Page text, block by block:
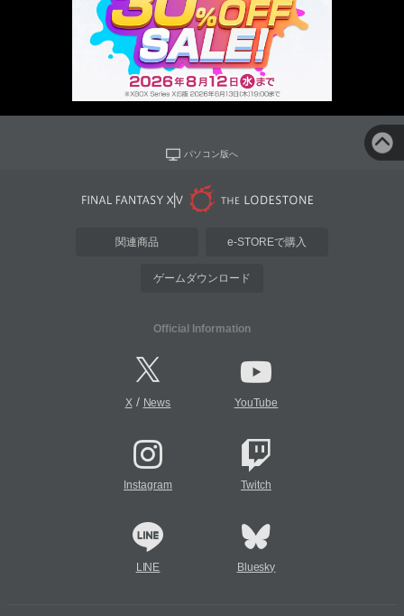
パソコン版へ
関連商品 e-STOREで購入
ゲームダウンロード
Official Information
X/ News YouTube
Instagram Twitch
LINE Bluesky